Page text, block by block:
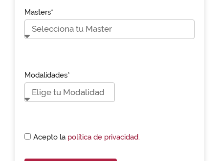
Masters*
Modalidades*
Acepto la política de privacidad.